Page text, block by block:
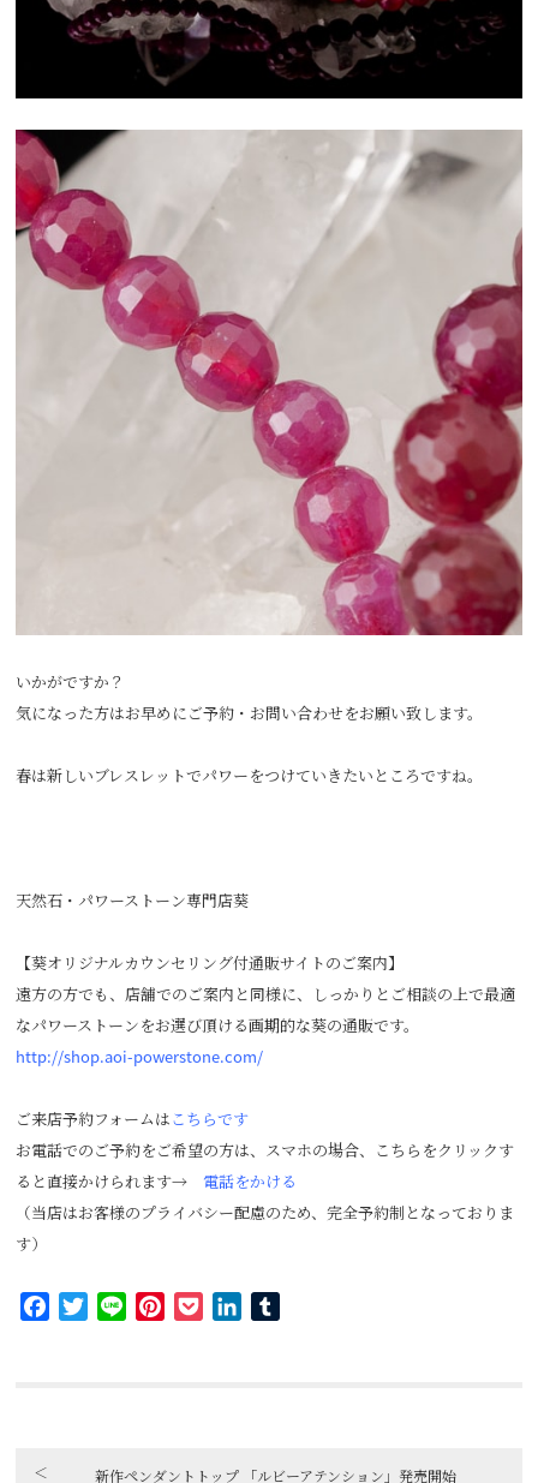
いかがですか？
気になった方はお早めにご予約・お問い合わせをお願い致します。
春は新しいブレスレットでパワーをつけていきたいところですね。
天然石・パワーストーン専門店葵
【葵オリジナルカウンセリング付通販サイトのご案内】
遠方の方でも、店舗でのご案内と同様に、しっかりとご相談の上で最適
なパワーストーンをお選び頂ける画期的な葵の通販です。
http://shop.aoi-powerstone.com/
ご来店予約フォームはこちらです
お電話でのご予約をご希望の方は、スマホの場合、こちらをクリックす
ると直接かけられます→ 電話をかける
（当店はお客様のプライバシー配慮のため、完全予約制となっておりま
す）
FacebookTwitterLine PinterestPocketLinkedIn
＜ 新作ペンダントトップ 「ルビーアテンション」発売開始